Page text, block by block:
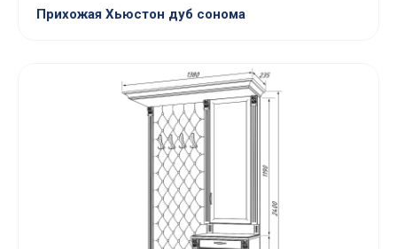
Прихожая Хьюстон дуб сонома